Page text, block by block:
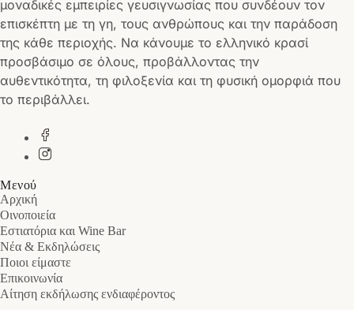
μοναδικές εμπειρίες γευσιγνωσίας που συνδέουν τον
επισκέπτη με τη γη, τους ανθρώπους και την παράδοση
της κάθε περιοχής. Να κάνουμε το ελληνικό κρασί
προσβάσιμο σε όλους, προβάλλοντας την
αυθεντικότητα, τη φιλοξενία και τη φυσική ομορφιά που
το περιβάλλει.
Μενού
Αρχική
Οινοποιεία
Εστιατόρια και Wine Bar
Νέα & Εκδηλώσεις
Ποιοι είμαστε
Επικοινωνία
Αίτηση εκδήλωσης ενδιαφέροντος